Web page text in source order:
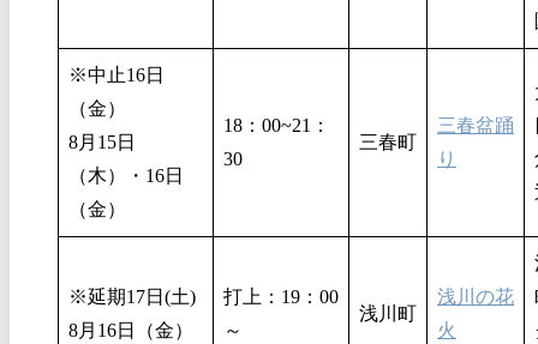
※中止16日
（金）
8月15日
（木）・16日
（金）
18：00~21：
30
三春町
三春盆踊
り
※延期17日(土)
8月16日（金）
打上：19：00
～
浅川町
浅川の花
火